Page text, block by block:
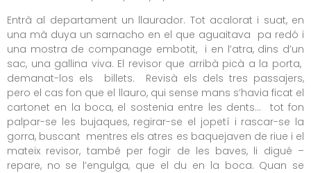
Entrà al departament un llaurador. Tot acalorat i suat, en
una mà duya un sarnacho en el que aguaitava pa redó i
una mostra de companage embotit, i en l’atra, dins d’un
sac, una gallina viva. El revisor que arribà picà a la porta,
demanat-los els billets. Revisà els dels tres passajers,
pero el cas fon que el llauro, qui sense mans s’havia ficat el
cartonet en la boca, el sostenia entre les dents… tot fon
palpar-se les bujaques, regirar-se el jopetí i rascar-se la
gorra, buscant mentres els atres es baquejaven de riue i el
mateix revisor, també per fogir de les baves, li digué –
repare, no se l’engulga, que el du en la boca. Quan se